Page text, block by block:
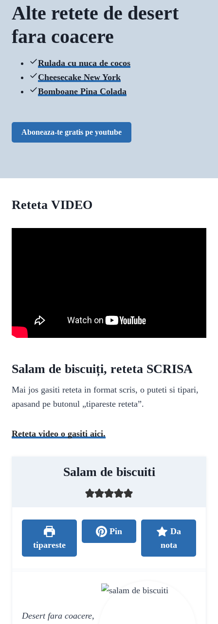
Alte retete de desert
fara coacere
Rulada cu nuca de cocos
Cheesecake New York
Bomboane Pina Colada
Aboneaza-te gratis pe youtube
Reteta VIDEO
Salam de biscuiți, reteta SCRISA
Mai jos gasiti reteta in format scris, o puteti si tipari,
apasand pe butonul „tipareste reteta”.
Reteta video o gasiti aici.
Salam de biscuiti
tipareste
Pin
Da
nota
Desert fara coacere,